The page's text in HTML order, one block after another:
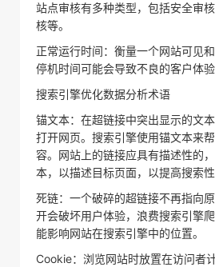
站点审核有多种类型，包括安全审核
核等。
正常运行时间：衡量一个网站可见
停机时间可能会导致不良的客户体验
搜索引擎优化数据分析术语
锚文本：在超链接中突出显示的文
打开网页。搜索引擎使用锚文本来
容。网站上的链接应具有描述性的
本，以描述目标页面，以提高搜索性
死链：一个破碎的超链接不再指向
开会破坏用户体验，浪费搜索引擎
能影响网站在搜索引擎中的位置。
Cookie：浏览网站时放置在访问者